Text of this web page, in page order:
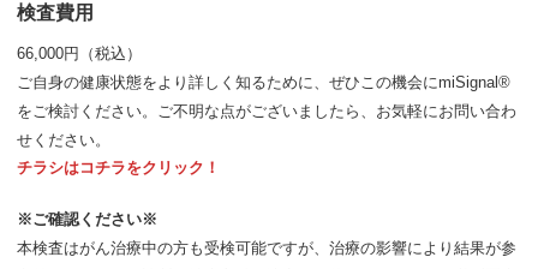
検査費用
66,000円（税込）
ご自身の健康状態をより詳しく知るために、ぜひこの機会にmiSignal®
をご検討ください。ご不明な点がございましたら、お気軽にお問い合わ
せください。
チラシはコチラをクリック！
※ご確認ください※
本検査はがん治療中の方も受検可能ですが、治療の影響により結果が参